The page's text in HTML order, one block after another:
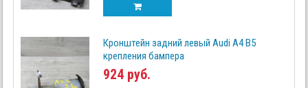
Кронштейн задний левый Audi A4 B5
крепления бампера
924 руб.